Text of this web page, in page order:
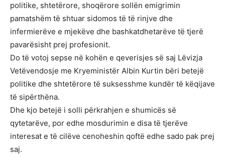
politike, shtetërore, shoqërore sollën emigrimin
pamatshëm të shtuar sidomos të të rinjve dhe
infermierëve e mjekëve dhe bashkatdhetarëve të tjerë
pavarësisht prej profesionit.
Do të votoj sepse në kohën e qeverisjes së saj Lëvizja
Vetëvendosje me Kryeministër Albin Kurtin bëri betejë
politike dhe shtetërore të suksesshme kundër të këqijave
të sipërthëna.
Dhe kjo betejë i solli përkrahjen e shumicës së
qytetarëve, por edhe mosdurimin e disa të tjerëve
interesat e të cilëve cenoheshin qoftë edhe sado pak prej
saj.